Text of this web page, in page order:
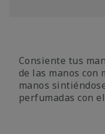
Consiente tus
de las manos con
manos
perfumadas con